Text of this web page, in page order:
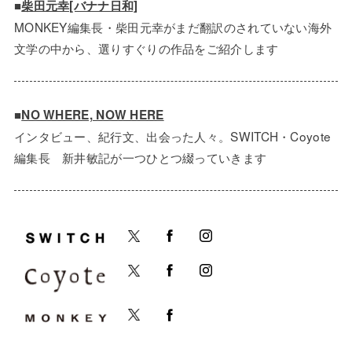
■柴田元幸[バナナ日和]
MONKEY編集長・柴田元幸がまだ翻訳のされていない海外
文学の中から、選りすぐりの作品をご紹介します
■NO WHERE, NOW HERE
インタビュー、紀行文、出会った人々。SWITCH・Coyote
編集長 新井敏記が一つひとつ綴っていきます